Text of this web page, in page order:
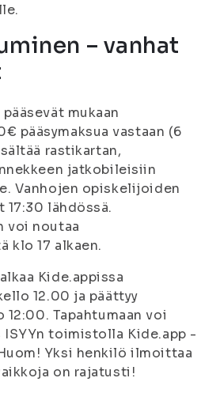
– vanhat
mukaan
pääsymaksua vastaan (6
rastikartan,
jatkobileisiin
Vanhojen opiskelijoiden
lähdössä.
voi noutaa
klo 17 alkaen.
Kide.appissa
12.00 ja päättyy
Tapahtumaan voi
toimistolla Kide.app -
Yksi henkilö ilmoittaa
on rajatusti!